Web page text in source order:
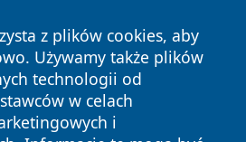
z plików cookies, aby
Używamy także plików
technologii od
w celach
i
Wszystkie prawa